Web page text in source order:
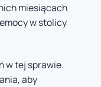
miesiącach
w stolicy
w tej sprawie.
aby